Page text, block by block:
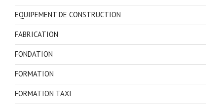
EQUIPEMENT DE CONSTRUCTION
FABRICATION
FONDATION
FORMATION
FORMATION TAXI